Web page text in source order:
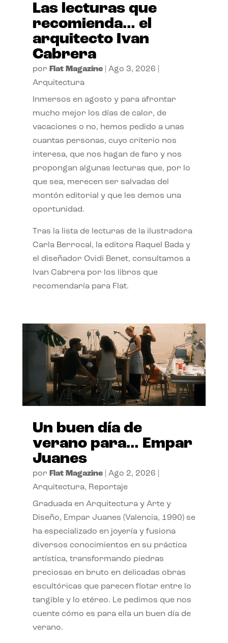
Las lecturas que
recomienda… el
arquitecto Ivan
Cabrera
por Flat Magazine| Ago 3, 2026
Arquitectura
Inmersos en agosto y para afrontar
mucho mejor los días de calor, de
vacaciones o no, hemos pedido a unas
cuantas personas, cuyo criterio nos
interesa, que nos hagan de faro y nos
propongan algunas lecturas que, por lo
que sea, merecen ser salvadas del
montón editorial y que les demos una
oportunidad.
Tras la lista de lecturas de la ilustradora
Carla Berrocal, la editora Raquel Bada y
el diseñador Ovidi Benet, consultamos a
Ivan Cabrera por los libros que
recomendaría para Flat.
Un buen día de
verano para… Empar
Juanes
por Flat Magazine| Ago 2, 2026
Arquitectura, Reportaje
Graduada en Arquitectura y Arte y
Diseño, Empar Juanes (Valencia, 1990) se
ha especializado en joyería y fusiona
diversos conocimientos en su práctica
artística, transformando piedras
preciosas en bruto en delicadas obras
escultóricas que parecen flotar entre lo
tangible y lo etéreo. Le pedimos que nos
cuente cómo es para ella un buen día de
verano.